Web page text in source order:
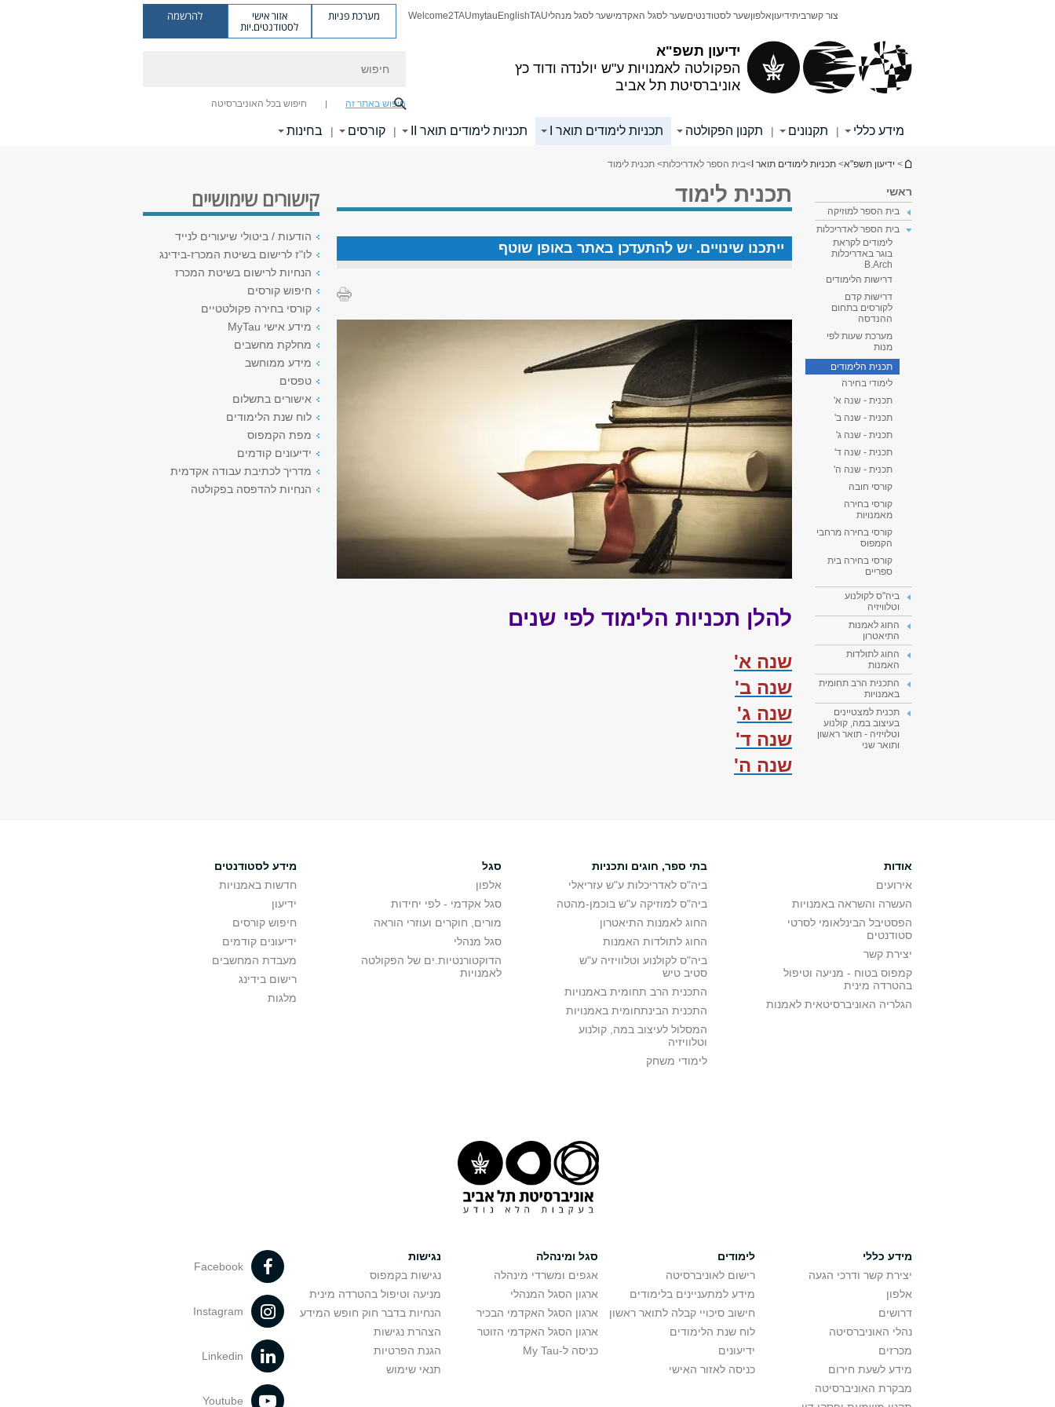
ידיעון תשפ"א
הפקולטה לאמנויות ע"ש יולנדה ודוד כץ
אוניברסיטת תל אביב
צור קשרביתידיעוןאלפוןשער לסטודנטיםשער לסגל האקדמישער לסגל מנהליTAU
English
mytau
Welcome2TAU מערכת פניות אזור אישי
לסטודנטים.יות
להרשמה
חיפוש באתר זה חיפוש בכל האוניברסיטה
מידע כללי | תקנונים | תקנון הפקולטה תכניות לימודים תואר I תכניות לימודים תואר II | קורסים | בחינות
הינך נמצא כאן
> ידיעון תשפ"א> תכניות לימודים תואר I >בית הספר לאדריכלות> תכנית לימוד
ראשי
בית הספר למוזיקה
בית הספר לאדריכלות
לימודים לקראת
בוגר באדריכלות
B.Arch
דרישות הלימודים
דרישות קדם
לקורסים בתחום
ההנדסה
מערכת שעות לפי
מנות
תכנית הלימודים
לימודי בחירה
תכנית - שנה א'
תכנית - שנה ב'
תכנית - שנה ג'
תכנית - שנה ד'
תכנית - שנה ה'
קורסי חובה
קורסי בחירה
מאמנויות
קורסי בחירה מרחבי
הקמפוס
קורסי בחירה בית
ספריים
ביה"ס לקולנוע
וטלוויזיה
החוג לאמנות
התיאטרון
החוג לתולדות
האמנות
התכנית הרב תחומית
באמנויות
תכנית למצטיינים
בעיצוב במה, קולנוע
וטלויזיה - תואר ראשון
ותואר שני
תכנית לימוד
ייתכנו שינויים. יש להתעדכן באתר באופן שוטף
להלן תכניות הלימוד לפי שנים
שנה א'
שנה ב'
שנה ג'
שנה ד'
שנה ה'
קישורים שימושיים
הודעות / ביטולי שיעורים לנייד
לו"ז לרישום בשיטת המכרז-בידינג
הנחיות לרישום בשיטת המכרז
חיפוש קורסים
קורסי בחירה פקולטטיים
מידע אישי MyTau
מחלקת מחשבים
מידע ממוחשב
טפסים
אישורים בתשלום
לוח שנת הלימודים
מפת הקמפוס
ידיעונים קודמים
מדריך לכתיבת עבודה אקדמית
הנחיות להדפסה בפקולטה
אודות
אירועים
העשרה והשראה באמנויות
הפסטיבל הבינלאומי לסרטי
סטודנטים
יצירת קשר
קמפוס בטוח - מניעה וטיפול
בהטרדה מינית
הגלריה האוניברסיטאית לאמנות
בתי ספר, חוגים ותכניות
ביה"ס לאדריכלות ע"ש עזריאלי
ביה"ס למוזיקה ע"ש בוכמן-מהטה
החוג לאמנות התיאטרון
החוג לתולדות האמנות
ביה"ס לקולנוע וטלוויזיה ע"ש
סטיב טיש
התכנית הרב תחומית באמנויות
התכנית הבינתחומית באמנויות
המסלול לעיצוב במה, קולנוע
וטלוויזיה
לימודי משחק
סגל
אלפון
סגל אקדמי - לפי יחידות
מורים, חוקרים ועוזרי הוראה
סגל מנהלי
הדוקטורנטיות.ים של הפקולטה
לאמנויות
מידע לסטודנטים
חדשות באמנויות
ידיעון
חיפוש קורסים
ידיעונים קודמים
מעבדת המחשבים
רישום בידינג
מלגות
מידע כללי
יצירת קשר ודרכי הגעה
אלפון
דרושים
נהלי האוניברסיטה
מכרזים
מידע לשעת חירום
מבקרת האוניברסיטה
לימודים
רישום לאוניברסיטה
מידע למתעניינים בלימודים
חישוב סיכויי קבלה לתואר ראשון
לוח שנת הלימודים
ידיעונים
כניסה לאזור האישי
סגל ומינהלה
אגפים ומשרדי מינהלה
ארגון הסגל המנהלי
ארגון הסגל האקדמי הבכיר
ארגון הסגל האקדמי הזוטר
כניסה ל-My Tau
נגישות
נגישות בקמפוס
מניעה וטיפול בהטרדה מינית
הנחיות בדבר חוק חופש המידע
הצהרת נגישות
הגנת הפרטיות
תנאי שימוש
Facebook
Instagram
Linkedin
Youtube